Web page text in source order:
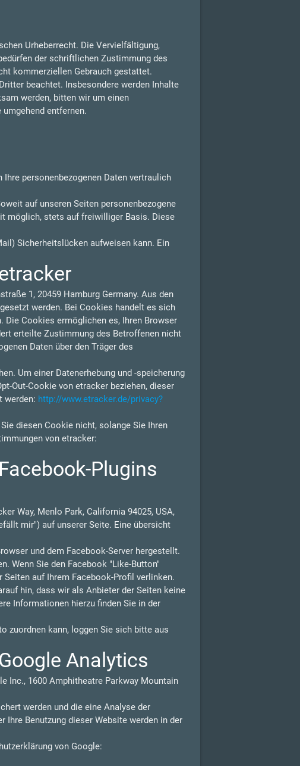
Urheberrecht. Die Vervielfältigung,
der schriftlichen Zustimmung des
kommerziellen Gebrauch gestattet.
beachtet. Insbesondere werden Inhalte
werden, bitten wir um einen
entfernen.
personenbezogenen Daten vertraulich
auf unseren Seiten personenbezogene
möglich, stets auf freiwilliger Basis. Diese
Sicherheitslücken aufweisen kann. Ein
1, 20459 Hamburg Germany. Aus den
werden. Bei Cookies handelt es sich
Die Cookies ermöglichen es, Ihren Browser
erteilte Zustimmung des Betroffenen nicht
Daten über den Träger des
Um einer Datenerhebung und -speicherung
Out-Cookie von etracker beziehen, dieser
werden: http://www.etracker.de/privacy?
diesen Cookie nicht, solange Sie Ihren
von etracker:
Plugins
Way, Menlo Park, California 94025, USA,
mir") auf unserer Seite. Eine übersicht
und dem Facebook-Server hergestellt.
Wenn Sie den Facebook "Like-Button"
auf Ihrem Facebook-Profil verlinken.
hin, dass wir als Anbieter der Seiten keine
Informationen hierzu finden Sie in der
zuordnen kann, loggen Sie sich bitte aus
Analytics
Inc., 1600 Amphitheatre Parkway Mountain
werden und die eine Analyse der
Ihre Benutzung dieser Website werden in der
von Google: